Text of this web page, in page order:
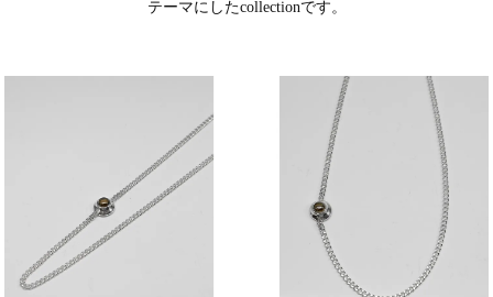
テーマにしたcollectionです。